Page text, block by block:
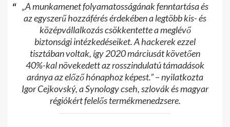
„A munkamenet folyamatosságának fenntartása és
az egyszerű hozzáférés érdekében a legtöbb kis- és
középvállalkozás csökkentette a meglévő
biztonsági intézkedéseiket. A hackerek ezzel
tisztában voltak, így 2020 márciusát követően
40%-kal növekedett az rosszindulatú támadások
aránya az előző hónaphoz képest.” – nyilatkozta
Igor Cejkovský, a Synology cseh, szlovák és magyar
régiókért felelős termékmenedzsere.